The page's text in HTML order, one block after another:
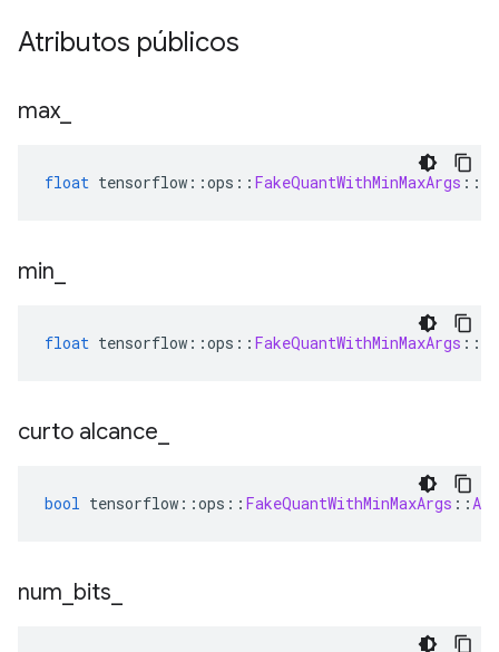
Atributos públicos
max
float tensorflow ::ops :: FakeQuantWithMinMaxArgs ::
min
float tensorflow ::ops :: FakeQuantWithMinMaxArgs ::
curto alcance
bool tensorflow ::ops :: FakeQuantWithMinMaxArgs ::
num bits